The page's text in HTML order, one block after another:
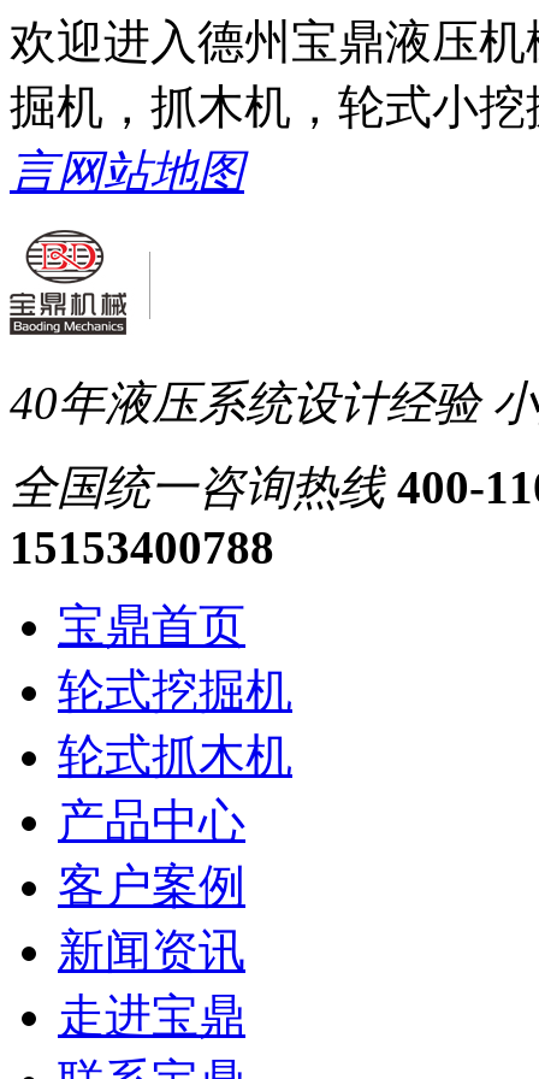
欢迎进入德州宝鼎液压
掘机，抓木机，轮式小
言网站地图
40年液压系统设计经验
全国统一咨询热线 400-
15153400788
宝鼎首页
轮式挖掘机
轮式抓木机
产品中心
客户案例
新闻资讯
走进宝鼎